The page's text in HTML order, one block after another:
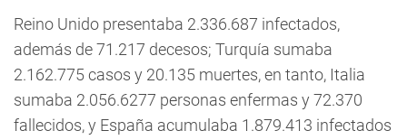
Reino Unido presentaba 2.336.687 infectados,
además de 71.217 decesos; Turquía sumaba
2.162.775 casos y 20.135 muertes, en tanto, Italia
sumaba 2.056.6277 personas enfermas y 72.370
fallecidos, y España acumulaba 1.879.413 infectados